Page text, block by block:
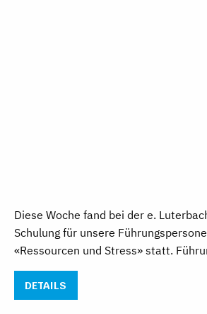
Diese Woche fand bei der e.
Schulung für unsere
«Ressourcen und Stress» statt.
DETAILS